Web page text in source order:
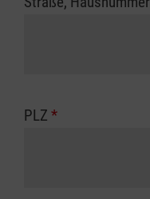
PLZ *